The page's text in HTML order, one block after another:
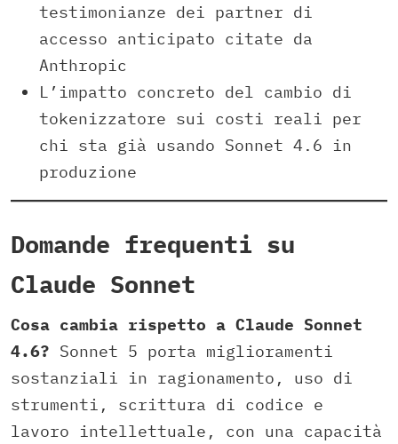
testimonianze dei partner di
accesso anticipato citate da
Anthropic
L’impatto concreto del cambio di
tokenizzatore sui costi reali per
chi sta già usando Sonnet 4.6 in
produzione
Domande frequenti su
Claude Sonnet
Cosa cambia rispetto a Claude Sonnet
4.6? Sonnet 5 porta miglioramenti
sostanziali in ragionamento, uso di
strumenti, scrittura di codice e
lavoro intellettuale, con una capacità